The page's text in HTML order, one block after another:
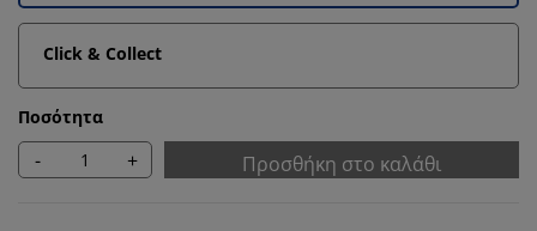
Click & Collect
Ποσότητα
- + Προσθήκη στο καλάθι